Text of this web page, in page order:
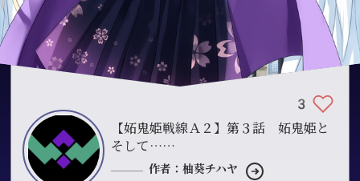
3
【妬鬼姫戦線Ａ２】第３話 妬鬼姫と
そして……
作者：柚葵チハヤ